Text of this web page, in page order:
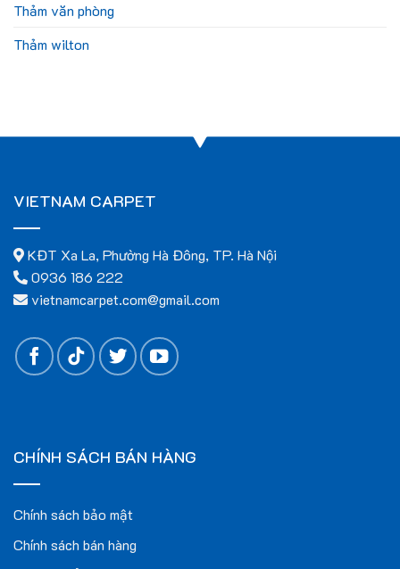
Thảm văn phòng
Thảm wilton
VIETNAM CARPET
KĐT Xa La, Phường Hà Đông, TP. Hà Nội
0936 186 222
vietnamcarpet.com@gmail.com
CHÍNH SÁCH BÁN HÀNG
Chính sách bảo mật
Chính sách bán hàng